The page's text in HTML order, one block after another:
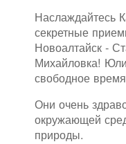
Наслаждайтесь
секретные
Новоалтайск -
Михайловка!
свободное
Они очень
окружающей
природы.